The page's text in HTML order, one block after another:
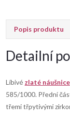
Popis produktu
Detailní
Líbivézlaté náušnice
585/1000. Přední
třemi třpytivými